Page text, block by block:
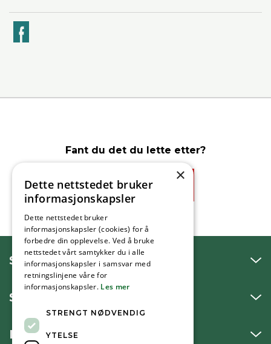
Fant du det du lette etter?
Ja
SNAKK MED OSS
SKRIV TIL OSS
BESØK OSS
×
Dette nettstedet bruker
informasjonskapsler
Dette nettstedet bruker
informasjonskapsler (cookies) for å
forbedre din opplevelse. Ved å bruke
nettstedet vårt samtykker du i alle
informasjonskapsler i samsvar med
retningslinjene våre for
informasjonskapsler. Les mer
STRENGT NØDVENDIG
YTELSE